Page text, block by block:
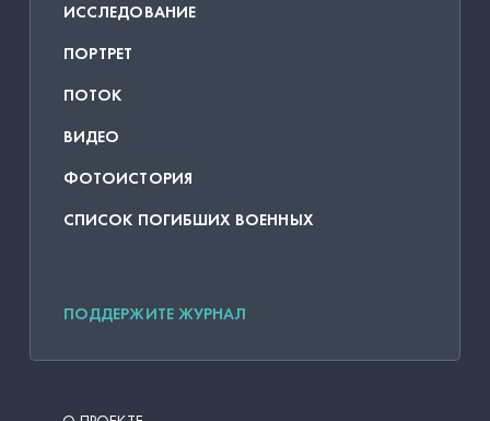
ИССЛЕДОВАНИЕ
ПОРТРЕТ
ПОТОК
ВИДЕО
ФОТОИСТОРИЯ
СПИСОК ПОГИБШИХ ВОЕННЫХ
ПОДДЕРЖИТЕ ЖУРНАЛ